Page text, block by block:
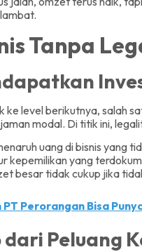
Tanpa
ke level berikutnya, salah
modal. Di titik ini,
uang di bisnis yang
kepemilikan yang
besar tidak cukup jika
Perorangan Bisa
Peluang